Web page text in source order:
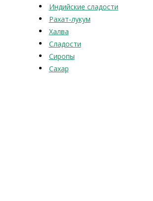
Индийские сладости
Рахат-лукум
Халва
Сладости
Сиропы
Сахар